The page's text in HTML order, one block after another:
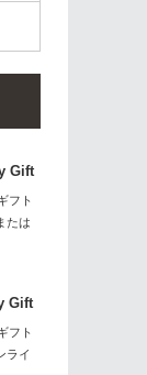
Gift
フト
たは
Gift
フト
ライ